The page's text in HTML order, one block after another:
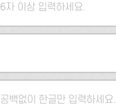
6자 이상 입력하세요.
공백없이 한글만 입력하세요.